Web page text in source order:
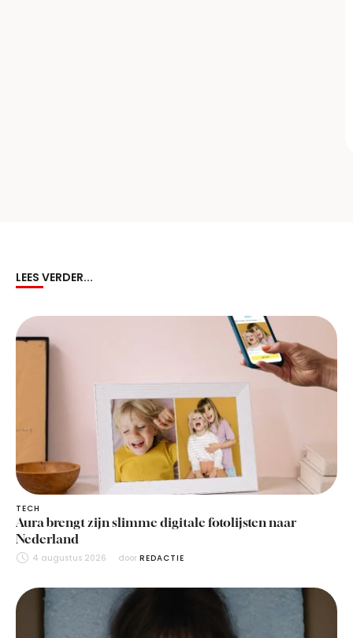
LEES VERDER...
TECH
Aura brengt zijn slimme digitale fotolijsten naar
Nederland
4 augustus 2026 door REDACTIE